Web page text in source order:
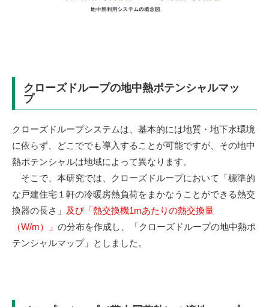
クローズドループの地中熱ポテンシャルマッ
プ
クローズドループシステムは、基本的には地質・地下水環境
に依らず、どこででも導入することが可能ですが、その地中
熱ポテンシャルは地域によって異なります。
そこで、本研究では、クローズドループにおいて「標準的
な戸建住宅１軒の冷暖房熱負荷をまかなうことができる熱交
換器の長さ」 及び「熱交換機1mあたりの熱交換量
（W/m）」 の分布を作成し、「クローズドループの地中熱ポ
テンシャルマップ」としました。